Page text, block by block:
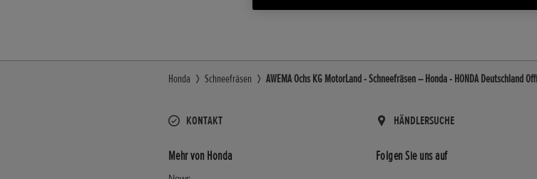
Honda Schneefräsen AWEMA Ochs KG MotorLand - Schneefräsen – Honda - HONDA Deutschland
KONTAKT HÄNDLERSUCHE
Mehr von Honda Folgen Sie uns auf